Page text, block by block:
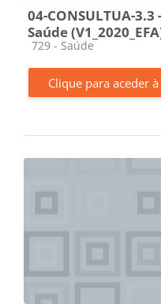
04-CONSULTUA-
Saúde
Categoria da disciplina
729 - Saúde
Clique para aceder